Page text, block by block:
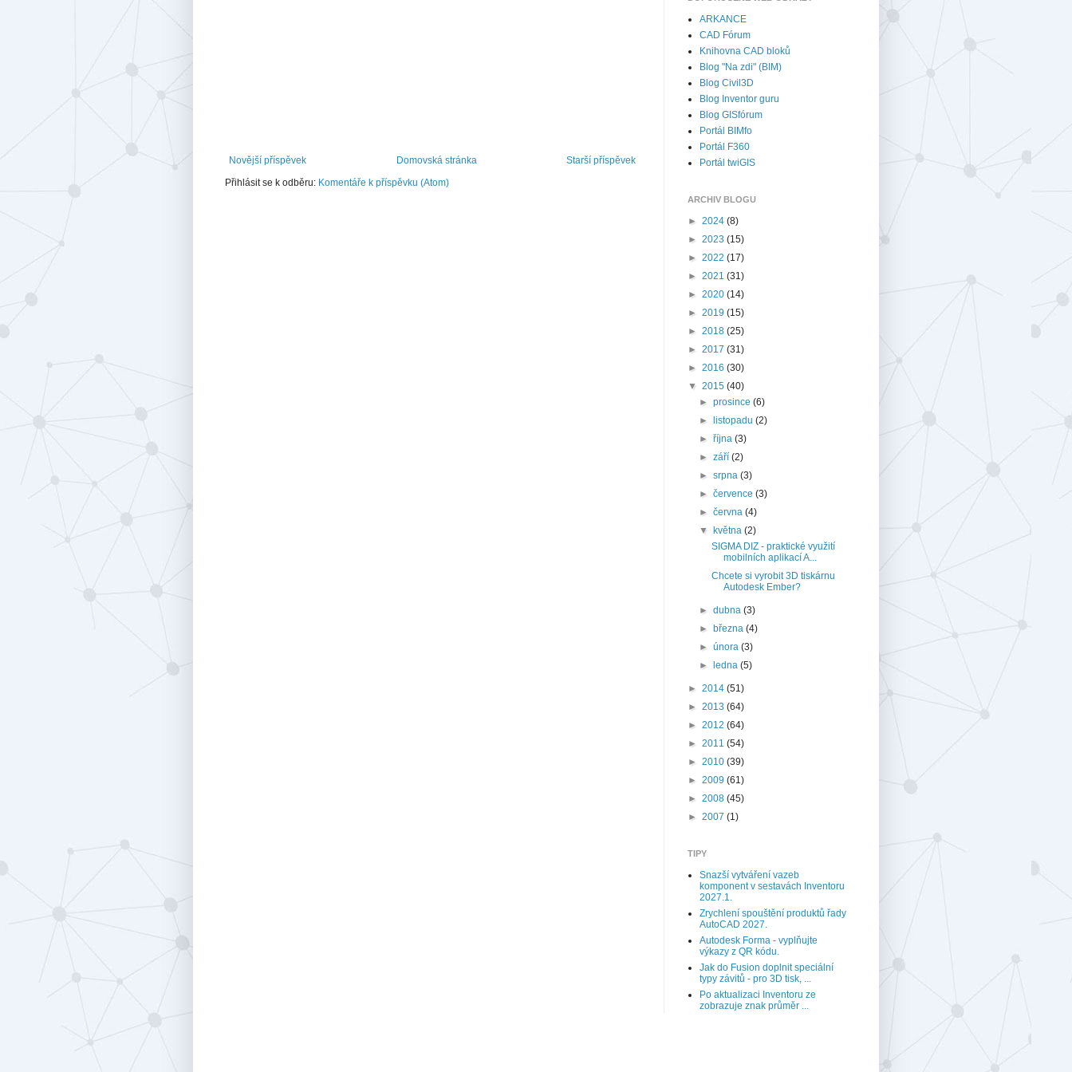
Novější příspěvek Starší příspěvek
Domovská stránka
Přihlásit se k odběru: Komentáře k příspěvku (Atom)
ARKANCE
CAD Fórum
Knihovna CAD bloků
Blog "Na zdi" (BIM)
Blog Civil3D
Blog Inventor guru
Blog GISfórum
Portál BIMfo
Portál F360
Portál twiGIS
ARCHIV BLOGU
► 2024 (8)
► 2023 (15)
► 2022 (17)
► 2021 (31)
► 2020 (14)
► 2019 (15)
► 2018 (25)
► 2017 (31)
► 2016 (30)
▼ 2015 (40)
►prosince(6)
►
listopadu(2)
►října(3)
►září(2)
►srpna(3)
►července(3)
►června(4)
▼
května(2)
SIGMA DIZ - praktické využití
mobilních aplikací A...
Chcete si vyrobit 3D tiskárnu
Autodesk Ember?
►dubna(3)
► března(4)
►února(3)
►
ledna(5)
► 2014 (51)
► 2013 (64)
► 2012 (64)
► 2011 (54)
► 2010 (39)
► 2009 (61)
► 2008 (45)
► 2007 (1)
TIPY
Snazší vytváření vazeb
komponent v sestavách Inventoru
2027.1.
Zrychlení spouštění produktů řady
AutoCAD 2027.
Autodesk Forma - vyplňujte
výkazy z QR kódu.
Jak do Fusion doplnit speciální
typy závitů - pro 3D tisk, ...
Po aktualizaci Inventoru ze
zobrazuje znak průměr ...